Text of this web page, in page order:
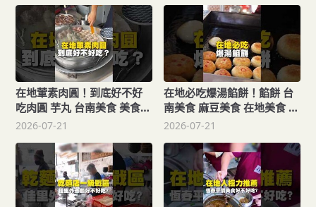
fyp food taiwanfood
streetfood
streetfood
在地葷素肉圓！到底好不好
吃肉圓 芋丸 台南美食 美食
美食推薦 旅遊 fyp food
2026-07-21
在地必吃爆湯餡餅！餡餅 台
南美食 麻豆美食 在地美食 美
食 美食推薦 旅遊 fyp food
2026-07-21